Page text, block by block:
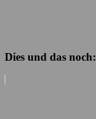
Dies und das noch: